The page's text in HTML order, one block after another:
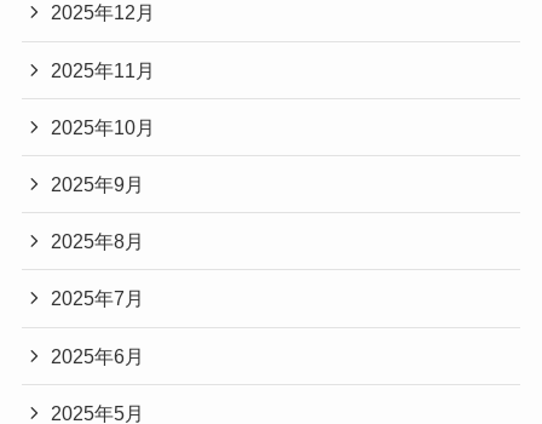
2025年12月
2025年11月
2025年10月
2025年9月
2025年8月
2025年7月
2025年6月
2025年5月